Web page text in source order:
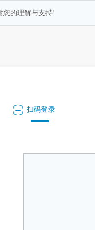
您的理解与支持!
扫码登录